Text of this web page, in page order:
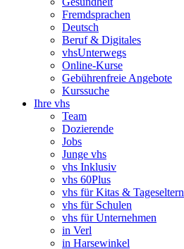
Fremdsprachen
Deutsch
Beruf & Digitales
vhsUnterwegs
Online-Kurse
Gebührenfreie Angebote
Kurssuche
Ihre vhs
Team
Dozierende
Jobs
Junge vhs
vhs Inklusiv
vhs 60Plus
vhs für Kitas & Tageseltern
vhs für Schulen
vhs für Unternehmen
in Verl
in Harsewinkel